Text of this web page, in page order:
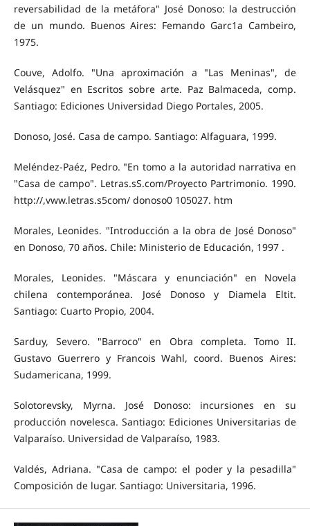
reversabilidad de la metáfora" José Donoso: la destrucción
de un mundo. Buenos Aires: Femando Garc1a Cambeiro,
1975.
Couve, Adolfo. "Una aproximación a "Las Meninas", de
Velásquez" en Escritos sobre arte. Paz Balmaceda, comp.
Santiago: Ediciones Universidad Diego Portales, 2005.
Donoso, José. Casa de campo. Santiago: Alfaguara, 1999.
Meléndez-Paéz, Pedro. "En tomo a la autoridad narrativa en
"Casa de campo". Letras.sS.com/Proyecto Partrimonio. 1990.
http://,vww.letras.s5com/ donoso0 105027. htm
Morales, Leonides. "Introducción a la obra de José Donoso"
en Donoso, 70 años. Chile: Ministerio de Educación, 1997 .
Morales, Leonides. "Máscara y enunciación" en Novela
chilena contemporánea. José Donoso y Diamela Eltit.
Santiago: Cuarto Propio, 2004.
Sarduy, Severo. "Barroco" en Obra completa. Tomo II.
Gustavo Guerrero y Francois Wahl, coord. Buenos Aires:
Sudamericana, 1999.
Solotorevsky, Myrna. José Donoso: incursiones en su
producción novelesca. Santiago: Ediciones Universitarias de
Valparaíso. Universidad de Valparaíso, 1983.
Valdés, Adriana. "Casa de campo: el poder y la pesadilla"
Composición de lugar. Santiago: Universitaria, 1996.